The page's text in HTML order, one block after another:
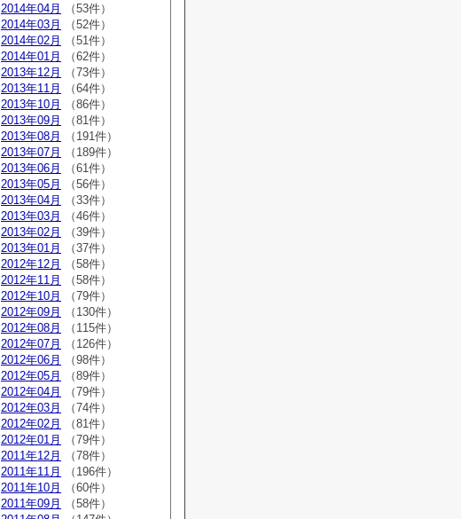
2014年04月
（53件）
2014年03月
（52件）
2014年02月
（51件）
2014年01月
（62件）
2013年12月
（73件）
2013年11月
（64件）
2013年10月
（86件）
2013年09月
（81件）
2013年08月
（191件）
2013年07月
（189件）
2013年06月
（61件）
2013年05月
（56件）
2013年04月
（33件）
2013年03月
（46件）
2013年02月
（39件）
2013年01月
（37件）
2012年12月
（58件）
2012年11月
（58件）
2012年10月
（79件）
2012年09月
（130件）
2012年08月
（115件）
2012年07月
（126件）
2012年06月
（98件）
2012年05月
（89件）
2012年04月
（79件）
2012年03月
（74件）
2012年02月
（81件）
2012年01月
（79件）
2011年12月
（78件）
2011年11月
（196件）
2011年10月
（60件）
2011年09月
（58件）